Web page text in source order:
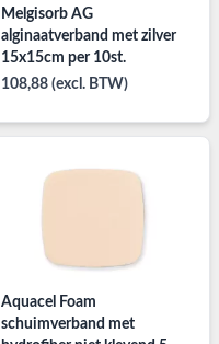
Melgisorb AG
alginaatverband met zilver
15x15cm per 10st.
108,88 (excl. BTW)
Aquacel Foam
schuimverband met